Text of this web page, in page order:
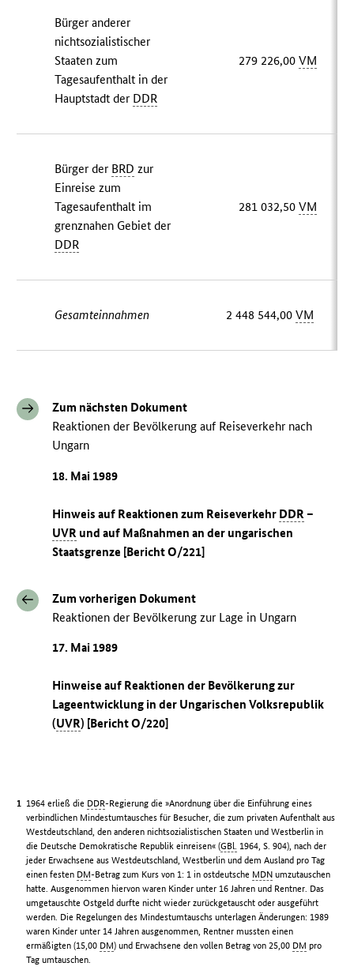
Bürger anderer
nichtsozialistischer
Staaten zum
Tagesaufenthalt in der
Hauptstadt der DDR
279 226,00VM
Bürger der BRD zur
Einreise zum
Tagesaufenthalt im
grenznahen Gebiet der
DDR
281 032,50VM
Gesamteinnahmen 2 448 544,00VM
Zum nächsten Dokument
Reaktionen der Bevölkerung auf Reiseverkehr nach
Ungarn
18. Mai 1989
Hinweis auf Reaktionen zum Reiseverkehr DDR –
UVR und auf Maßnahmen an der ungarischen
Staatsgrenze [Bericht O/221]
Zum vorherigen Dokument
Reaktionen der Bevölkerung zur Lage in Ungarn
17. Mai 1989
Hinweise auf Reaktionen der Bevölkerung zur
Lageentwicklung in der Ungarischen Volksrepublik
(UVR) [Bericht O/220]
1964 erließ die DDR-Regierung die »Anordnung über die Einführung eines
verbindlichen Mindestumtausches für Besucher, die zum privaten Aufenthalt aus
Westdeutschland, den anderen nichtsozialistischen Staaten und Westberlin in
die Deutsche Demokratische Republik einreisen« (GBl. 1964, S. 904), nach der
jeder Erwachsene aus Westdeutschland, Westberlin und dem Ausland pro Tag
einen festen DM-Betrag zum Kurs von 1: 1 in ostdeutsche MDN umzutauschen
hatte. Ausgenommen hiervon waren Kinder unter 16 Jahren und Rentner. Das
umgetauschte Ostgeld durfte nicht wieder zurückgetauscht oder ausgeführt
werden. Die Regelungen des Mindestumtauschs unterlagen Änderungen: 1989
waren Kinder unter 14 Jahren ausgenommen, Rentner mussten einen
ermäßigten (15,00 DM) und Erwachsene den vollen Betrag von 25,00 DM pro
Tag umtauschen.